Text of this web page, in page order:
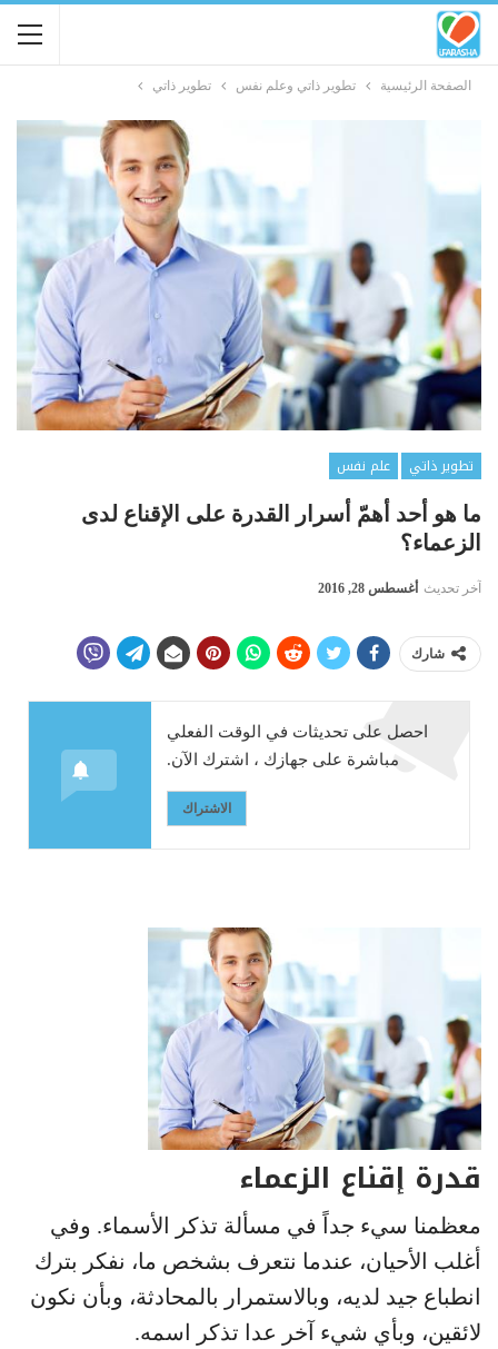
الصفحة الرئيسية تطوير ذاتي وعلم نفس تطوير ذاتي
تطوير ذاتي
علم نفس
ما هو أحد أهمّ أسرار القدرة على الإقناع لدى
الزعماء؟
آخر تحديث أغسطس 28, 2016
شارك
احصل على تحديثات في الوقت الفعلي
مباشرة على جهازك ، اشترك الآن.
الاشتراك
قدرة إقناع الزعماء
معظمنا سيء جداً في مسألة تذكر الأسماء. وفي
أغلب الأحيان، عندما نتعرف بشخص ما، نفكر بترك
انطباع جيد لديه، وبالاستمرار بالمحادثة، وبأن نكون
لائقين، وبأي شيء آخر عدا تذكر اسمه.